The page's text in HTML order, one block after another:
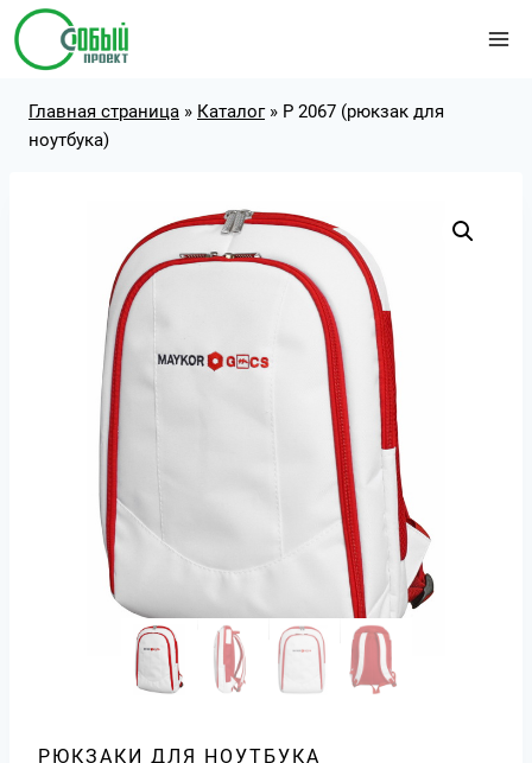
Перейти
содержимому
Главная страница » Каталог» Р 2067 (рюкзак для
ноутбука)
РЮКЗАКИ ДЛЯ НОУТБУКА